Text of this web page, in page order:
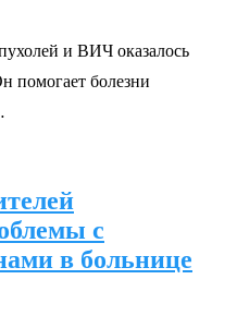
и ВИЧ оказалось
помогает болезни
с
в больнице